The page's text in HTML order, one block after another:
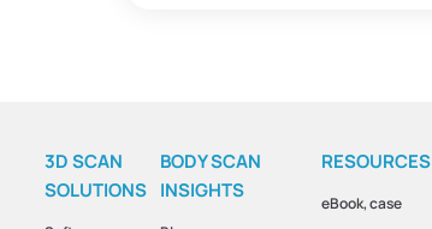
3D SCAN
SOLUTIONS
BODY SCAN
INSIGHTS
RESOURCES
eBook, case